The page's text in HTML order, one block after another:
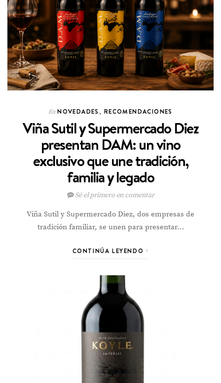
En NOVEDADES, RECOMENDACIONES
Viña Sutil y Supermercado Diez
presentan DAM: un vino
exclusivo que une tradición,
familia y legado
Sé el primero en comentar
Viña Sutil y Supermercado Diez, dos empresas de
tradición familiar, se unen para presentar…
CONTINÚA LEYENDO